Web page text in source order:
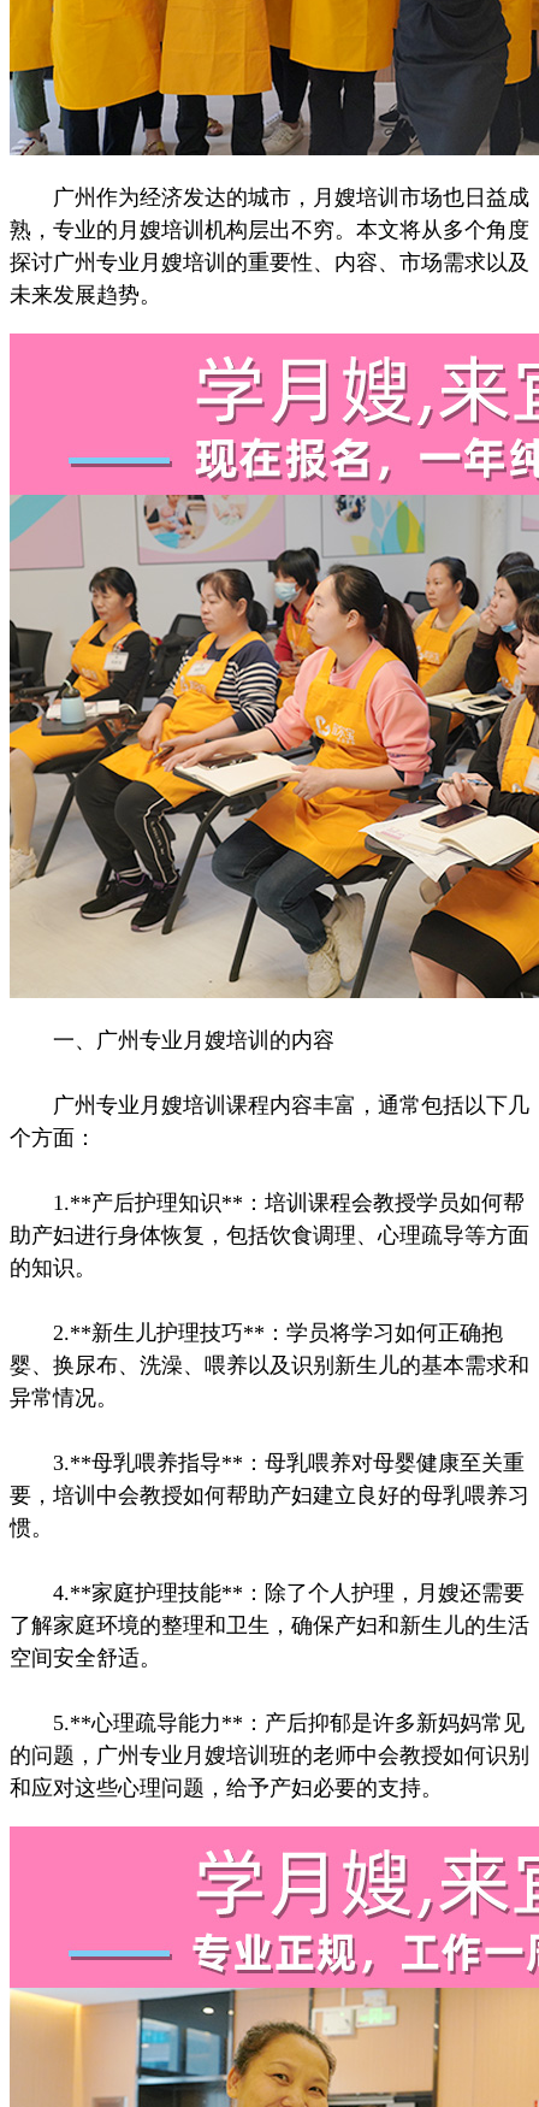
广州作为经济发达的城市，月嫂培训市场也日益成
熟，专业的月嫂培训机构层出不穷。本文将从多个角度
探讨广州专业月嫂培训的重要性、内容、市场需求以及
未来发展趋势。
一、广州专业月嫂培训的内容
广州专业月嫂培训课程内容丰富，通常包括以下几
个方面：
1.**产后护理知识**：培训课程会教授学员如何帮
助产妇进行身体恢复，包括饮食调理、心理疏导等方面
的知识。
2.**新生儿护理技巧**：学员将学习如何正确抱
婴、换尿布、洗澡、喂养以及识别新生儿的基本需求和
异常情况。
3.**母乳喂养指导**：母乳喂养对母婴健康至关重
要，培训中会教授如何帮助产妇建立良好的母乳喂养习
惯。
4.**家庭护理技能**：除了个人护理，月嫂还需要
了解家庭环境的整理和卫生，确保产妇和新生儿的生活
空间安全舒适。
5.**心理疏导能力**：产后抑郁是许多新妈妈常见
的问题，广州专业月嫂培训班的老师中会教授如何识别
和应对这些心理问题，给予产妇必要的支持。